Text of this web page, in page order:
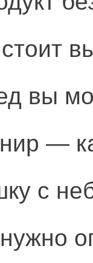
вы
—
с